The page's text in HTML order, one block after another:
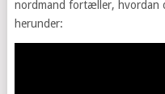
nordmand fortæller, hvordan
herunder: